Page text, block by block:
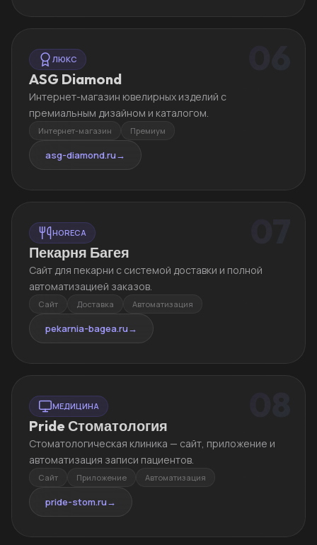
ЛЮКС
ASG Diamond
Интернет-магазин ювелирных изделий с
премиальным дизайном и каталогом.
Интернет-магазин Премиум
asg-diamond.ru→
HORECA
Пекарня Багея
Сайт для пекарни с системой доставки и полной
автоматизацией заказов.
Сайт Доставка Автоматизация
pekarnia-bagea.ru→
МЕДИЦИНА
Pride Стоматология
Стоматологическая клиника — сайт, приложение и
автоматизация записи пациентов.
Сайт Приложение Автоматизация
pride-stom.ru→